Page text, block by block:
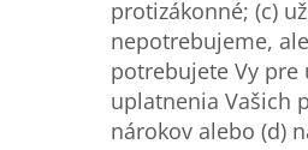
protizákonné; (c)
nepotrebujeme,
potrebujete Vy pre
uplatnenia Vašich
nárokov alebo (d)